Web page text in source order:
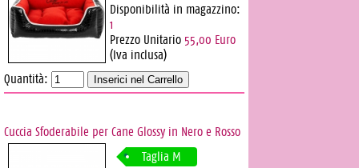
Disponibilità in magazzino:
1
Prezzo Unitario 55,00 Euro
(Iva inclusa)
Quantità:
Cuccia Sfoderabile per Cane Glossy in Nero e Rosso
Taglia M